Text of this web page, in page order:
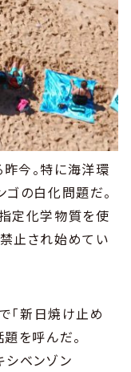
今。特に海洋環
の白化問題だ。
定化学物質を使
止され始めてい
「新日焼け止め
を呼んだ。
シベンゾン